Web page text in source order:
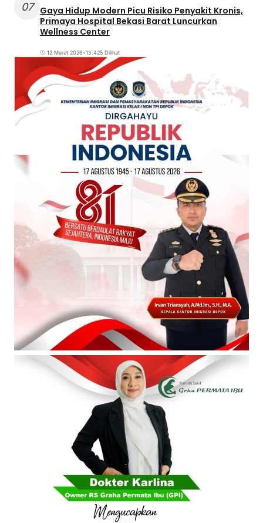
07
Gaya Hidup Modern Picu Risiko Penyakit Kronis,
Primaya Hospital Bekasi Barat Luncurkan
Wellness Center
12 Maret 2026•13.425 Dilihat